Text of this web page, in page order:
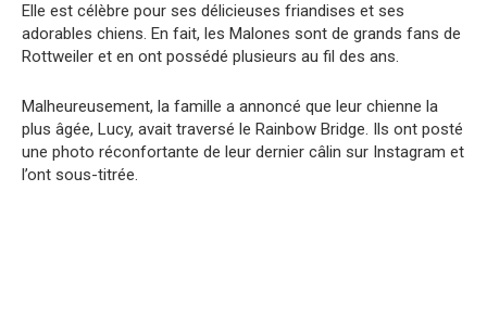
Elle est célèbre pour ses délicieuses friandises et ses
adorables chiens. En fait, les Malones sont de grands fans de
Rottweiler et en ont possédé plusieurs au fil des ans.
Malheureusement, la famille a annoncé que leur chienne la
plus âgée, Lucy, avait traversé le Rainbow Bridge. Ils ont posté
une photo réconfortante de leur dernier câlin sur Instagram et
l’ont sous-titrée.